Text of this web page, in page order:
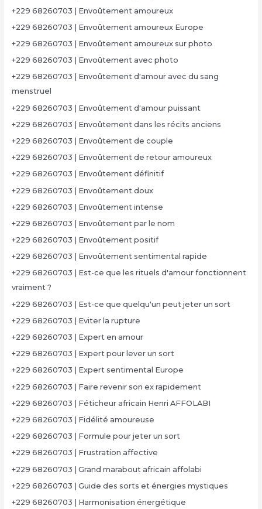
+229 68260703 | Envoûtement amoureux
+229 68260703 | Envoûtement amoureux Europe
+229 68260703 | Envoûtement amoureux sur photo
+229 68260703 | Envoûtement avec photo
+229 68260703 | Envoûtement d'amour avec du sang
menstruel
+229 68260703 | Envoûtement d'amour puissant
+229 68260703 | Envoûtement dans les récits anciens
+229 68260703 | Envoûtement de couple
+229 68260703 | Envoûtement de retour amoureux
+229 68260703 | Envoûtement définitif
+229 68260703 | Envoûtement doux
+229 68260703 | Envoûtement intense
+229 68260703 | Envoûtement par le nom
+229 68260703 | Envoûtement positif
+229 68260703 | Envoûtement sentimental rapide
+229 68260703 | Est-ce que les rituels d'amour fonctionnent
vraiment ?
+229 68260703 | Est-ce que quelqu'un peut jeter un sort
+229 68260703 | Eviter la rupture
+229 68260703 | Expert en amour
+229 68260703 | Expert pour lever un sort
+229 68260703 | Expert sentimental Europe
+229 68260703 | Faire revenir son ex rapidement
+229 68260703 | Féticheur africain Henri AFFOLABI
+229 68260703 | Fidélité amoureuse
+229 68260703 | Formule pour jeter un sort
+229 68260703 | Frustration affective
+229 68260703 | Grand marabout africain affolabi
+229 68260703 | Guide des sorts et énergies mystiques
+229 68260703 | Harmonisation énergétique